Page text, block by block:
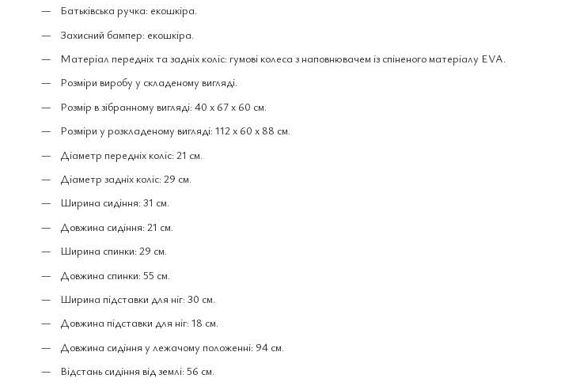
Батьківська ручка: екошкіра.
Захисний бампер: екошкіра.
Матеріал передніх та задніх коліс: гумові колеса з наповнювачем із спіненого матеріалу EVA.
Розміри виробу у складеному вигляді.
Розмір в зібранному вигляді: 40 x 67 x 60 см.
Розміри у розкладеному вигляді: 112 x 60 x 88 см.
Діаметр передніх коліс: 21 см.
Діаметр задніх коліс: 29 см.
Ширина сидіння: 31 см.
Довжина сидіння: 21 см.
Ширина спинки: 29 см.
Довжина спинки: 55 см.
Ширина підставки для ніг: 30 см.
Довжина підставки для ніг: 18 см.
Довжина сидіння у лежачому положенні: 94 см.
Відстань сидіння від землі: 56 см.